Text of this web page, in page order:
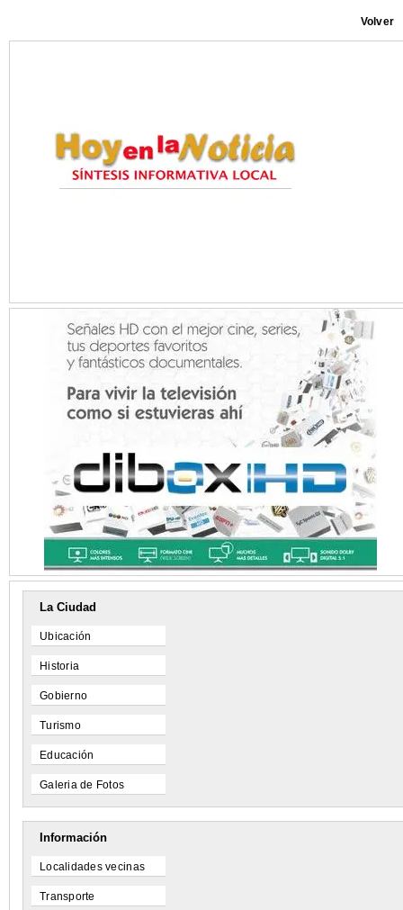
Volver
La Ciudad
Ubicación
Historia
Gobierno
Turismo
Educación
Galeria de Fotos
Información
Localidades vecinas
Transporte